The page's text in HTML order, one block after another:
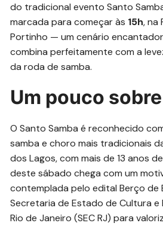
do tradicional evento Santo
marcada para começar às 15h, na
Portinho — um cenário
combina perfeitamente com a
da roda de samba.
Um pouco
O Santo Samba é reconhecido
samba e choro mais tradicionais
dos Lagos, com mais de 13 anos
deste sábado chega com um
contemplada pelo edital Berço de
Secretaria de Estado de Cultura e
Rio de Janeiro (SEC RJ) para